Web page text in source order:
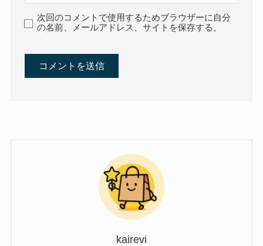
次回のコメントで使用するためブラウザーに自分
の名前、メールアドレス、サイトを保存する。
kairevi